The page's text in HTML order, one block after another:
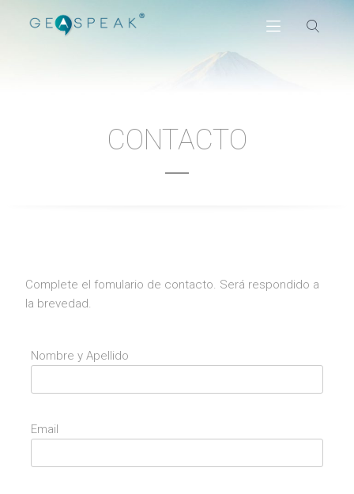
CONTACTO
Complete el fomulario de contacto. Será respondido a
la brevedad.
Nombre y Apellido
Email